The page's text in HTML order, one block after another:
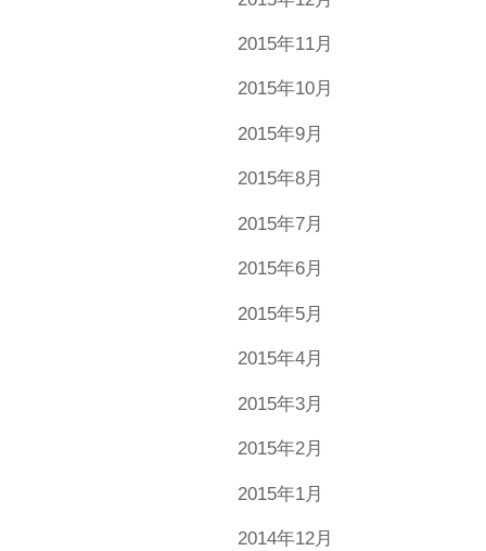
2015年11月
2015年10月
2015年9月
2015年8月
2015年7月
2015年6月
2015年5月
2015年4月
2015年3月
2015年2月
2015年1月
2014年12月